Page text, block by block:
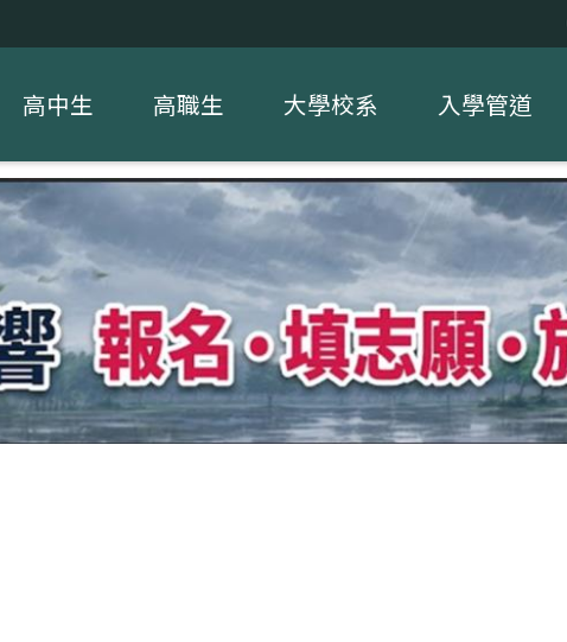
高中生 高職生 大學校系 入學管道